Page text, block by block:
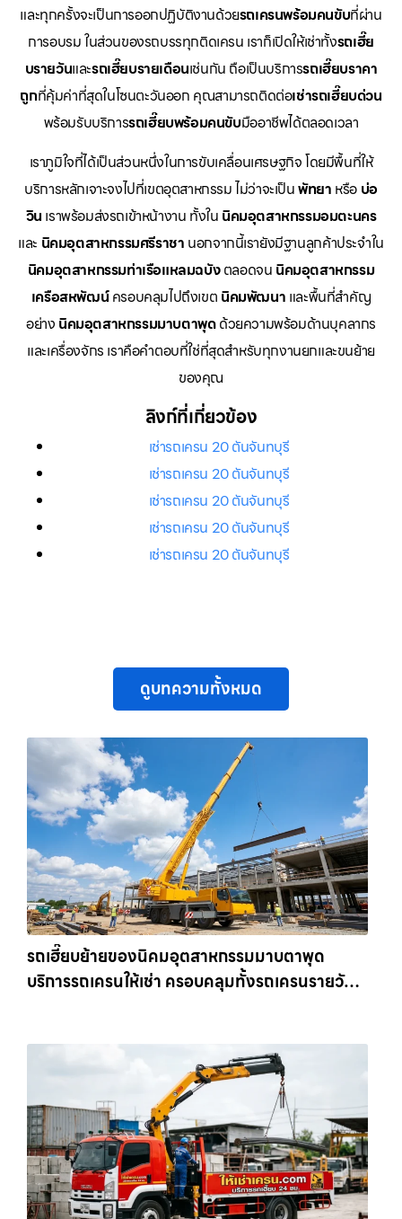
และทุกครั้งจะเป็นการออกปฏิบัติงานด้วยรถเครนพร้อมคนขับที่ผ่าน
การอบรม ในส่วนของรถบรรทุกติดเครน เราก็เปิดให้เช่าทั้งรถเฮี๊ย
บรายวันและรถเฮี๊ยบรายเดือนเช่นกัน ถือเป็นบริการรถเฮี๊ยบราคา
ถูกที่คุ้มค่าที่สุดในโซนตะวันออก คุณสามารถติดต่อเช่ารถเฮี๊ยบด่วน
พร้อมรับบริการรถเฮี๊ยบพร้อมคนขับมืออาชีพได้ตลอดเวลา
เราภูมิใจที่ได้เป็นส่วนหนึ่งในการขับเคลื่อนเศรษฐกิจ โดยมีพื้นที่ให้
บริการหลักเจาะจงไปที่เขตอุตสาหกรรม ไม่ว่าจะเป็นพัทยา หรือ บ่อ
วิน เราพร้อมส่งรถเข้าหน้างาน ทั้งใน นิคมอุตสาหกรรมอมตะนคร
และ นิคมอุตสาหกรรมศรีราชา นอกจากนี้เรายังมีฐานลูกค้าประจำใน
นิคมอุตสาหกรรมท่าเรือแหลมฉบังตลอดจน นิคมอุตสาหกรรม
เครือสหพัฒน์ครอบคลุมไปถึงเขต นิคมพัฒนา และพื้นที่สำคัญ
อย่าง นิคมอุตสาหกรรมมาบตาพุดด้วยความพร้อมด้านบุคลากร
และเครื่องจักร เราคือคำตอบที่ใช่ที่สุดสำหรับทุกงานยกและขนย้าย
ของคุณ
ลิงก์ที่เกี่ยวข้อง
เช่ารถเครน 20 ตันจันทบุรี
เช่ารถเครน 20 ตันจันทบุรี
เช่ารถเครน 20 ตันจันทบุรี
เช่ารถเครน 20 ตันจันทบุรี
เช่ารถเครน 20 ตันจันทบุรี
ดูบทความทั้งหมด
รถเฮี๊ยบย้ายของนิคมอุตสาหกรรมมาบตาพุด
บริการรถเครนให้เช่า ครอบคลุมทั้งรถเครนรายวัน